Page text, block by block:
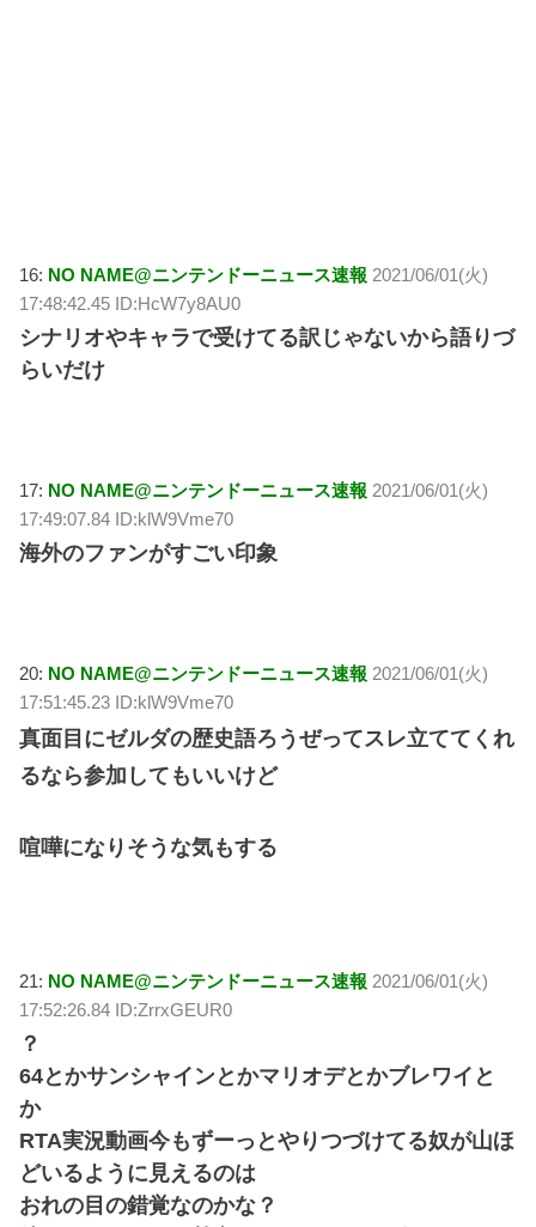
16: NO NAME@ニンテンドーニュース速報 2021/06/01(火)
17:48:42.45 ID:HcW7y8AU0
シナリオやキャラで受けてる訳じゃないから語りづ
らいだけ
17: NO NAME@ニンテンドーニュース速報 2021/06/01(火)
17:49:07.84 ID:klW9Vme70
海外のファンがすごい印象
20: NO NAME@ニンテンドーニュース速報 2021/06/01(火)
17:51:45.23 ID:klW9Vme70
真面目にゼルダの歴史語ろうぜってスレ立ててくれ
るなら参加してもいいけど
喧嘩になりそうな気もする
21: NO NAME@ニンテンドーニュース速報 2021/06/01(火)
17:52:26.84 ID:ZrrxGEUR0
？
64とかサンシャインとかマリオデとかブレワイと
か
RTA実況動画今もずーっとやりつづけてる奴が山ほ
どいるように見えるのは
おれの目の錯覚なのかな？